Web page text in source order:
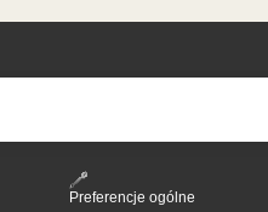
Preferencje ogólne